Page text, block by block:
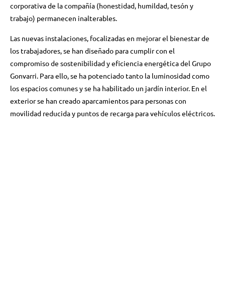
corporativa de la compañía (honestidad, humildad, tesón y
trabajo) permanecen inalterables.
Las nuevas instalaciones, focalizadas en mejorar el bienestar de
los trabajadores, se han diseñado para cumplir con el
compromiso de sostenibilidad y eficiencia energética del Grupo
Gonvarri. Para ello, se ha potenciado tanto la luminosidad como
los espacios comunes y se ha habilitado un jardín interior. En el
exterior se han creado aparcamientos para personas con
movilidad reducida y puntos de recarga para vehículos eléctricos.